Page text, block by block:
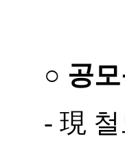
○ 공
-現